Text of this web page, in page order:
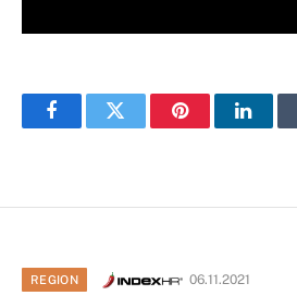
FacebookTwitter Pinterest
REGION 06.11.2021